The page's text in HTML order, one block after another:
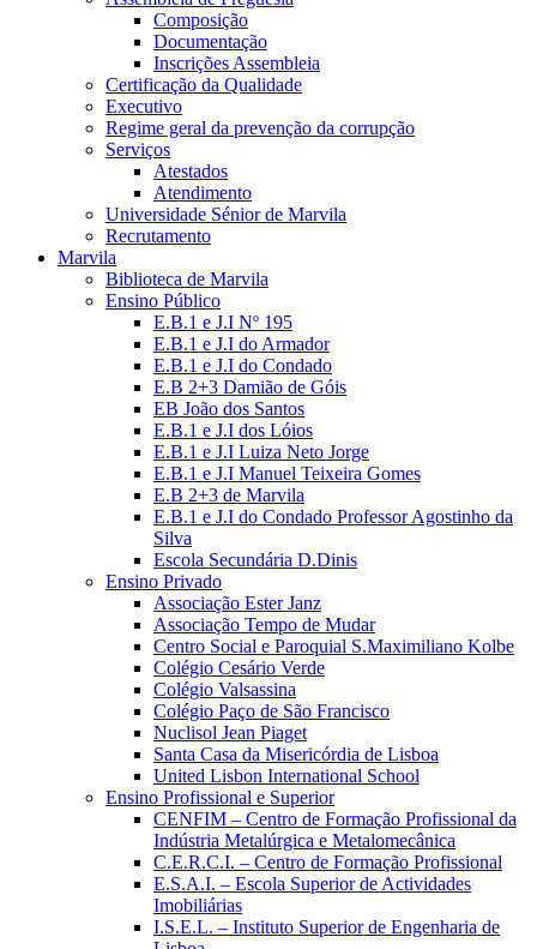
Composição
Documentação
Inscrições Assembleia
Certificação da Qualidade
Executivo
Regime geral da prevenção da corrupção
Serviços
Atestados
Atendimento
Universidade Sénior de Marvila
Recrutamento
Marvila
Biblioteca de Marvila
Ensino Público
E.B.1 e J.I Nº 195
E.B.1 e J.I do Armador
E.B.1 e J.I do Condado
E.B 2+3 Damião de Góis
EB João dos Santos
E.B.1 e J.I dos Lóios
E.B.1 e J.I Luiza Neto Jorge
E.B.1 e J.I Manuel Teixeira Gomes
E.B 2+3 de Marvila
E.B.1 e J.I do Condado Professor Agostinho da
Silva
Escola Secundária D.Dinis
Ensino Privado
Associação Ester Janz
Associação Tempo de Mudar
Centro Social e Paroquial S.Maximiliano Kolbe
Colégio Cesário Verde
Colégio Valsassina
Colégio Paço de São Francisco
Nuclisol Jean Piaget
Santa Casa da Misericórdia de Lisboa
United Lisbon International School
Ensino Profissional e Superior
CENFIM – Centro de Formação Profissional da
Indústria Metalúrgica e Metalomecânica
C.E.R.C.I. – Centro de Formação Profissional
E.S.A.I. – Escola Superior de Actividades
Imobiliárias
I.S.E.L. – Instituto Superior de Engenharia de